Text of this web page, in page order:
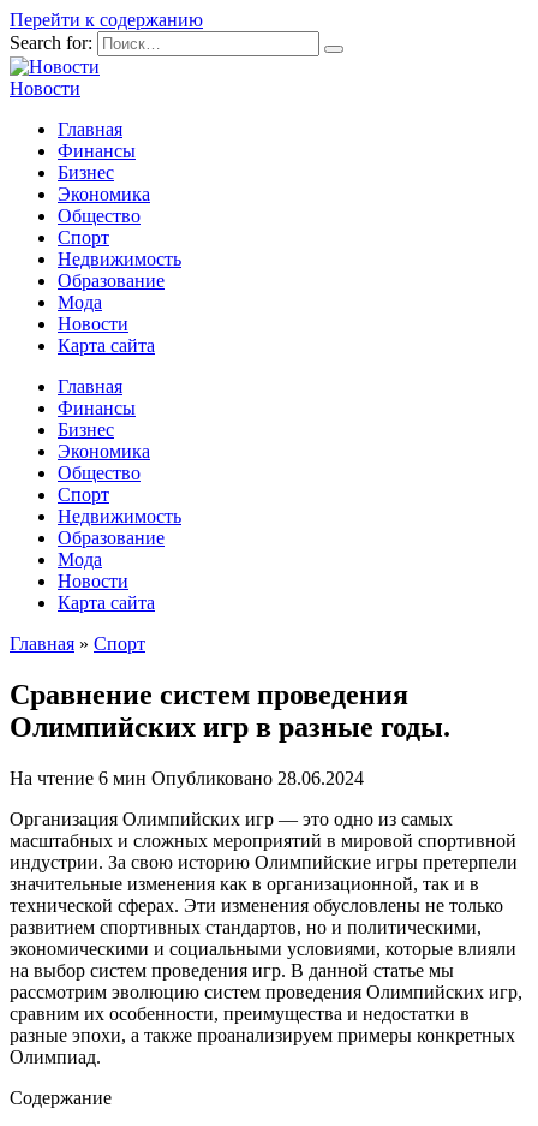
Перейти к содержанию
Search for:
Новости
Главная
Финансы
Бизнес
Экономика
Общество
Спорт
Недвижимость
Образование
Мода
Новости
Карта сайта
Главная
Финансы
Бизнес
Экономика
Общество
Спорт
Недвижимость
Образование
Мода
Новости
Карта сайта
Главная » Спорт
Сравнение систем проведения
Олимпийских игр в разные годы.
На чтение 6 мин Опубликовано 28.06.2024
Организация Олимпийских игр — это одно из самых
масштабных и сложных мероприятий в мировой спортивной
индустрии. За свою историю Олимпийские игры претерпели
значительные изменения как в организационной, так и в
технической сферах. Эти изменения обусловлены не только
развитием спортивных стандартов, но и политическими,
экономическими и социальными условиями, которые влияли
на выбор систем проведения игр. В данной статье мы
рассмотрим эволюцию систем проведения Олимпийских игр,
сравним их особенности, преимущества и недостатки в
разные эпохи, а также проанализируем примеры конкретных
Олимпиад.
Содержание